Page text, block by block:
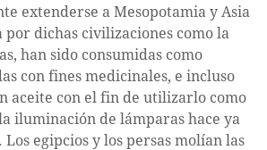
extenderse a Mesopotamia y Asia
por dichas civilizaciones como la
han sido consumidas como
con fines medicinales, e incluso
aceite con el fin de utilizarlo como
iluminación de lámparas hace ya
Los egipcios y los persas molían las